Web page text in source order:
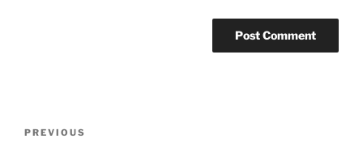
Previous
PREVIOUS